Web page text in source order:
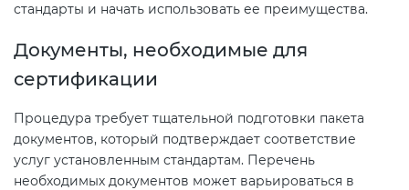
стандарты и начать использовать ее преимущества.
Документы, необходимые для
сертификации
Процедура требует тщательной подготовки пакета
документов, который подтверждает соответствие
услуг установленным стандартам. Перечень
необходимых документов может варьироваться в